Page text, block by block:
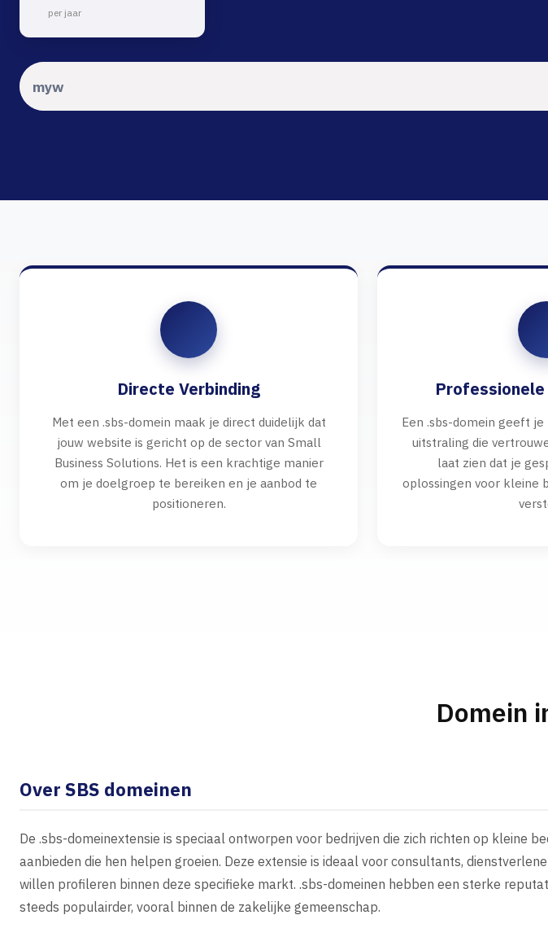
per jaar
Directe Verbinding
Met een .sbs-domein maak je direct duidelijk dat
jouw website is gericht op de sector van Small
Business Solutions. Het is een krachtige manier
om je doelgroep te bereiken en je aanbod te
positioneren.
Een .sbs-domein geeft
uitstraling die
laat zien dat je
oplossingen voor kleine
Domein
Over SBS domeinen
De .sbs-domeinextensie is speciaal ontworpen voor bedrijven die zich richten op kleine
aanbieden die hen helpen groeien. Deze extensie is ideaal voor consultants,
willen profileren binnen deze specifieke markt. .sbs-domeinen hebben een sterke
steeds populairder, vooral binnen de zakelijke gemeenschap.